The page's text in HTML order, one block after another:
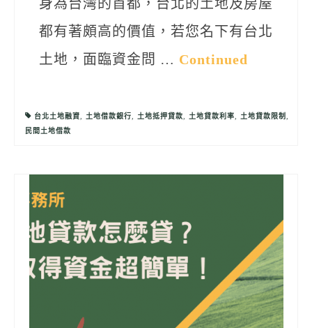
身為台灣的首都，台北的土地及房屋
都有著頗高的價值，若您名下有台北
土地，面臨資金問 … Continued
台北土地融資, 土地借款銀行, 土地抵押貸款, 土地貸款利率, 土地貸款限制 ,
民間土地借款